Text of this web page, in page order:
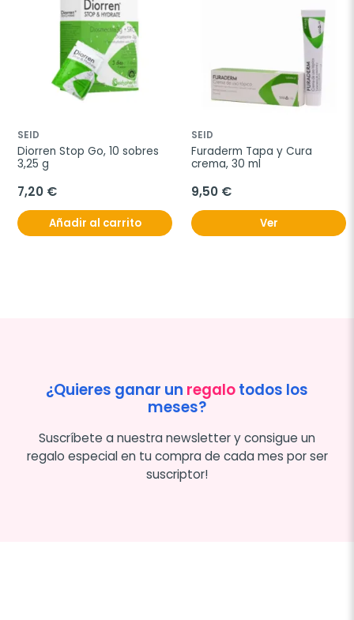
SEID
Diorren Stop Go, 10 sobres
3,25 g
7,20 €
Añadir al carrito
SEID
Furaderm Tapa y Cura
crema, 30 ml
9,50 €
Ver
¿Quieres ganar un regalotodos los
meses?
Suscríbete a nuestra newsletter y consigue un
regalo especial en tu compra de cada mes por ser
suscriptor!